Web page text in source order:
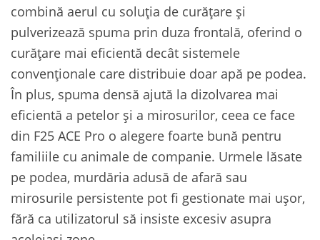
combină aerul cu soluția de curățare și
pulverizează spuma prin duza frontală, oferind o
curățare mai eficientă decât sistemele
convenționale care distribuie doar apă pe podea.
În plus, spuma densă ajută la dizolvarea mai
eficientă a petelor și a mirosurilor, ceea ce face
din F25 ACE Pro o alegere foarte bună pentru
familiile cu animale de companie. Urmele lăsate
pe podea, murdăria adusă de afară sau
mirosurile persistente pot fi gestionate mai ușor,
fără ca utilizatorul să insiste excesiv asupra